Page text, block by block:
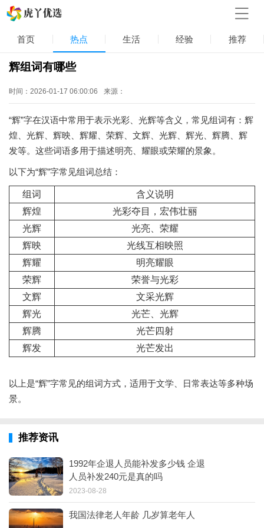
首页 热点 生活 经验 推荐
辉组词有哪些
时间：2026-01-17 06:00:06 来源：
“辉”字在汉语中常用于表示光彩、光辉等含义，常见组词有：辉
煌、光辉、辉映、辉耀、荣辉、文辉、光辉、辉光、辉腾、辉
发等。这些词语多用于描述明亮、耀眼或荣耀的景象。
以下为“辉”字常见组词总结：
组词
含义说明
辉煌
光彩夺目，宏伟壮丽
光辉
光亮、荣耀
辉映
光线互相映照
辉耀
明亮耀眼
荣辉
荣誉与光彩
文辉
文采光辉
辉光
光芒、光辉
辉腾
光芒四射
辉发
光芒发出
以上是“辉”字常见的组词方式，适用于文学、日常表达等多种场
景。
推荐资讯
1992年企退人员能补发多少钱 企退
人员补发240元是真的吗
2023-08-28
我国法律老人年龄 几岁算老年人